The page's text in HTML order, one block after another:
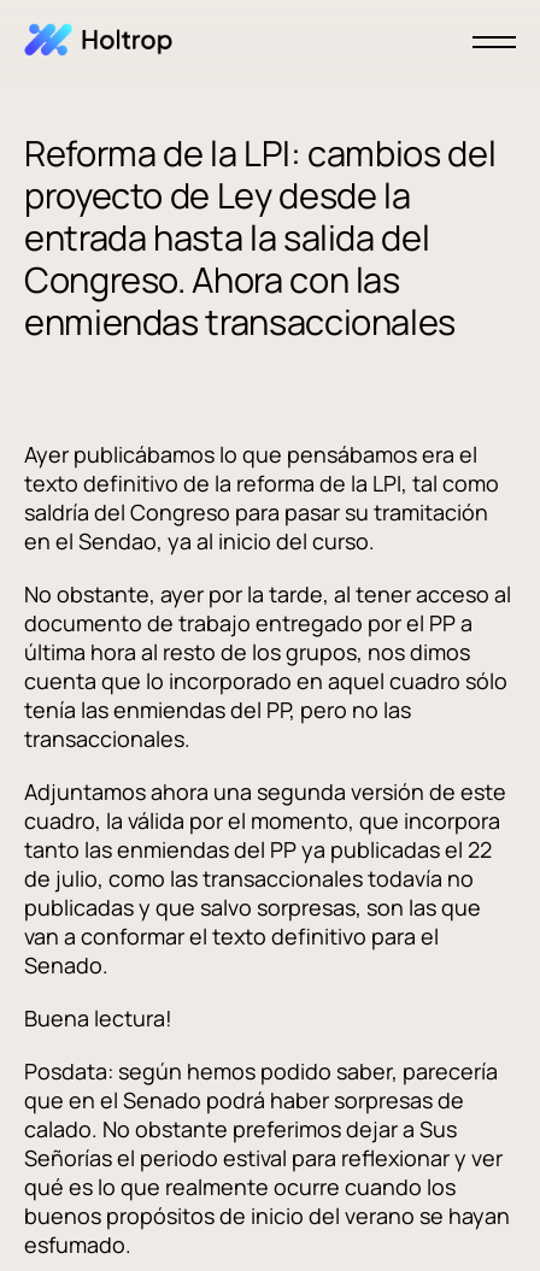
Reforma de la LPI: cambios del
proyecto de Ley desde la
entrada hasta la salida del
Congreso. Ahora con las
enmiendas transaccionales
Ayer publicábamos lo que pensábamos era el
texto definitivo de la reforma de la LPI, tal como
saldría del Congreso para pasar su tramitación
en el Sendao, ya al inicio del curso.
No obstante, ayer por la tarde, al tener acceso al
documento de trabajo entregado por el PP a
última hora al resto de los grupos, nos dimos
cuenta que lo incorporado en aquel cuadro sólo
tenía las enmiendas del PP, pero no las
transaccionales.
Adjuntamos ahora una segunda versión de este
cuadro, la válida por el momento, que incorpora
tanto las enmiendas del PP ya publicadas el 22
de julio, como las transaccionales todavía no
publicadas y que salvo sorpresas, son las que
van a conformar el texto definitivo para el
Senado.
Buena lectura!
Posdata: según hemos podido saber, parecería
que en el Senado podrá haber sorpresas de
calado. No obstante preferimos dejar a Sus
Señorías el periodo estival para reflexionar y ver
qué es lo que realmente ocurre cuando los
buenos propósitos de inicio del verano se hayan
esfumado.